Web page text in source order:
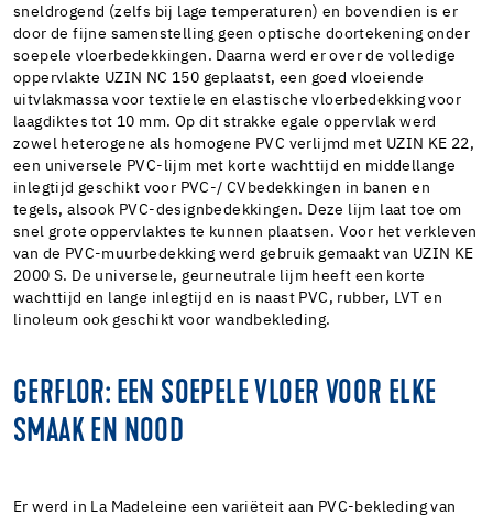
sneldrogend (zelfs bij lage temperaturen) en bovendien is er
door de fijne samenstelling geen optische doortekening onder
soepele vloerbedekkingen. Daarna werd er over de volledige
oppervlakte UZIN NC 150 geplaatst, een goed vloeiende
uitvlakmassa voor textiele en elastische vloerbedekking voor
laagdiktes tot 10 mm. Op dit strakke egale oppervlak werd
zowel heterogene als homogene PVC verlijmd met UZIN KE 22,
een universele PVC-lijm met korte wachttijd en middellange
inlegtijd geschikt voor PVC-/ CVbedekkingen in banen en
tegels, alsook PVC-designbedekkingen. Deze lijm laat toe om
snel grote oppervlaktes te kunnen plaatsen. Voor het verkleven
van de PVC-muurbedekking werd gebruik gemaakt van UZIN KE
2000 S. De universele, geurneutrale lijm heeft een korte
wachttijd en lange inlegtijd en is naast PVC, rubber, LVT en
linoleum ook geschikt voor wandbekleding.
GERFLOR: EEN SOEPELE VLOER VOOR ELKE
SMAAK EN NOOD
Er werd in La Madeleine een variëteit aan PVC-bekleding van